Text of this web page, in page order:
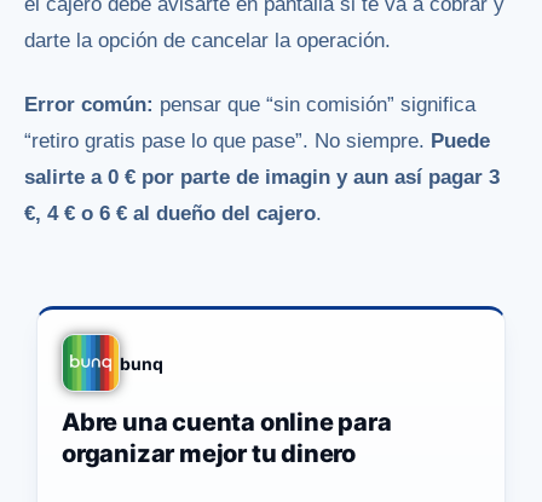
el cajero debe avisarte en pantalla si te va a cobrar y
darte la opción de cancelar la operación.
Error común: pensar que “sin comisión” significa
“retiro gratis pase lo que pase”. No siempre. Puede
salirte a 0 € por parte de imagin y aun así pagar 3
€, 4 € o 6 € al dueño del cajero.
bunq
Abre una cuenta online para
organizar mejor tu dinero